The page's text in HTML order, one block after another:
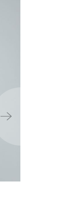
ימינה